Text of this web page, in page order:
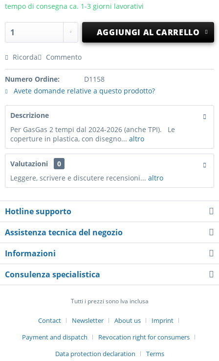
tempo di consegna ca. 1-3 giorni lavorativi
AGGIUNGI AL CARRELLO
Ricorda Commento
Numero Ordine:
D1158
Avete domande relative a questo prodotto?
Descrizione
Per GasGas 2 tempi dal 2024-2026 (anche TPI). Le
coperture in plastica, con disegno... altro
Valutazioni
0
Leggere, scrivere e discutere recensioni... altro
Hotline supporto
Assistenza tecnica del negozio
Informazioni
Consulenza specialistica
Tutti i prezzi sono Iva inclusa
Contact Newsletter About us
Imprint
Payment and dispatch
Revocation right for consumers
Data protection declaration
Terms